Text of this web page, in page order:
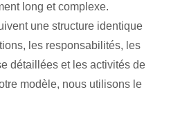
long et complexe.
une structure identique
les responsabilités, les
détaillées et les activités de
modèle, nous utilisons le